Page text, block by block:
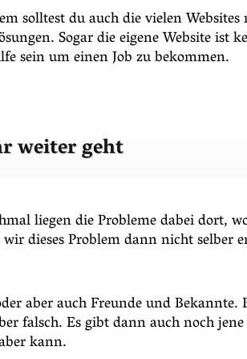
solltest du auch die vielen
Sogar die eigene Website ist
sein um einen Job zu bekommen.
weiter geht
liegen die Probleme dabei dort,
dieses Problem dann nicht selber
aber auch Freunde und Bekannte.
falsch. Es gibt dann auch noch
kann.